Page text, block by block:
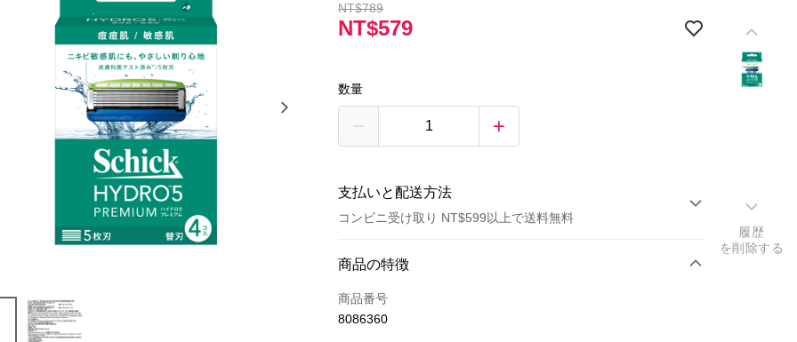
NT$789
NT$579
数量
支払いと配送方法
コンビニ受け取り NT$599以上で送料無料
お支払い方法
クレジットカード1回払い
コンビニ店頭代金引換
商品の特徴
商品番号
8086360
履歴
を削除する